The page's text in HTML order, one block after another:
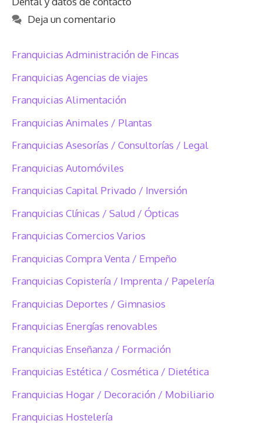
Deja un comentario
Franquicias Administración de Fincas
Franquicias Agencias de viajes
Franquicias Alimentación
Franquicias Animales / Plantas
Franquicias Asesorías / Consultorías / Legal
Franquicias Automóviles
Franquicias Capital Privado / Inversión
Franquicias Clínicas / Salud / Ópticas
Franquicias Comercios Varios
Franquicias Compra Venta / Empeño
Franquicias Copistería / Imprenta / Papelería
Franquicias Deportes / Gimnasios
Franquicias Energías renovables
Franquicias Enseñanza / Formación
Franquicias Estética / Cosmética / Dietética
Franquicias Hogar / Decoración / Mobiliario
Franquicias Hostelería